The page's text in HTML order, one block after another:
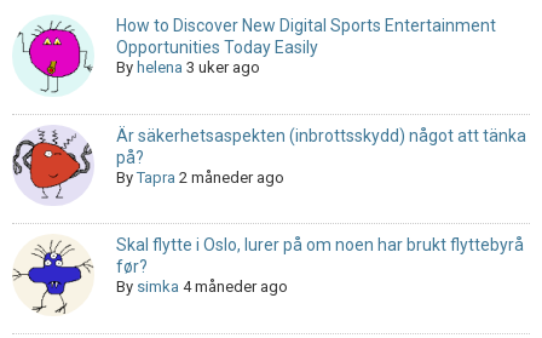
How to Discover New Digital Sports Entertainment
Opportunities Today Easily
By helena 3 uker ago
Är säkerhetsaspekten (inbrottsskydd) något att tänka
på?
ByTapra 2 måneder ago
Skal flytte i Oslo, lurer på om noen har brukt flyttebyrå
før?
By simka 4 måneder ago